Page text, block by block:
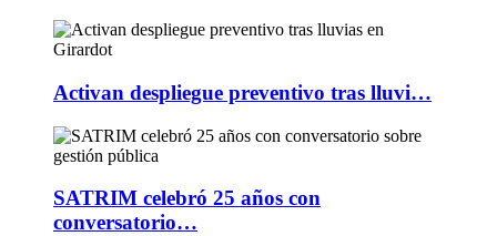
Activan despliegue preventivo tras lluvi…
SATRIM celebró 25 años con
conversatorio…